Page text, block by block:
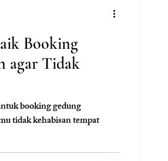
Booking
agar Tidak
booking gedung
tidak kehabisan tempat